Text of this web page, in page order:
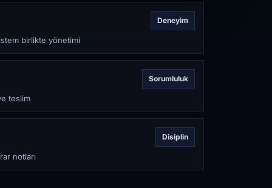
Deneyim
birlikte yönetimi
Sorumluluk
teslim
Disiplin
notları